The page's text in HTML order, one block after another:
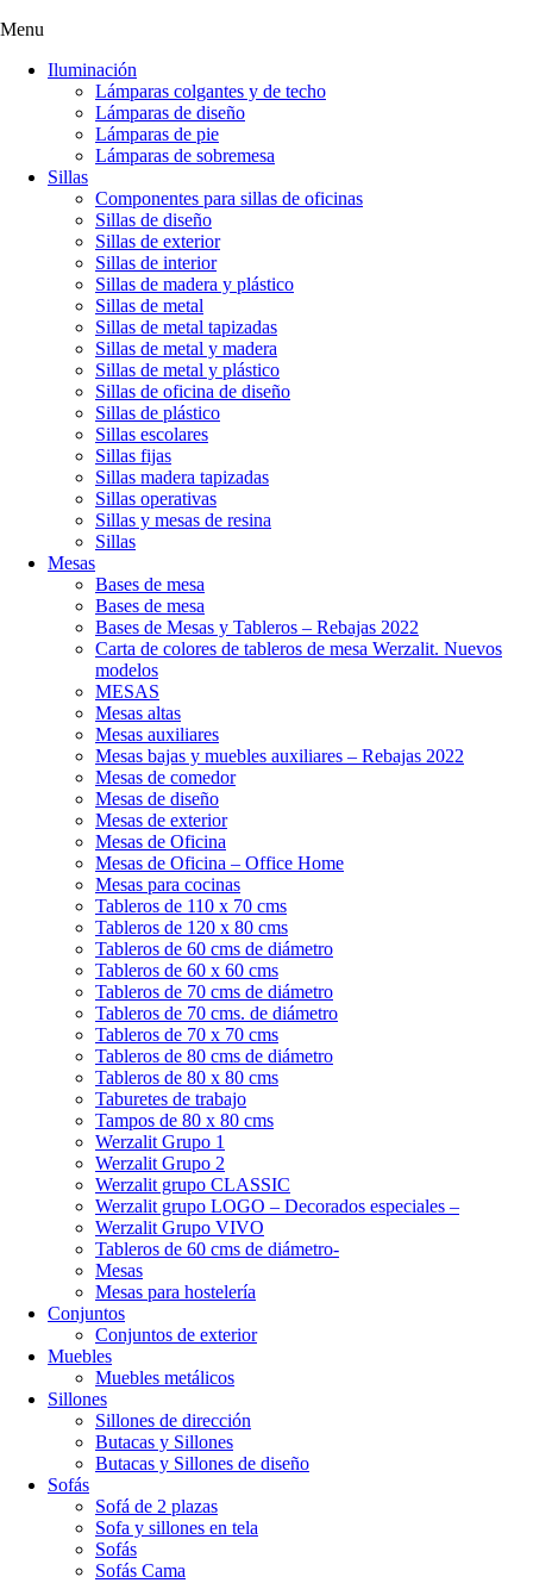
Menu
Iluminación
Lámparas colgantes y de techo
Lámparas de diseño
Lámparas de pie
Lámparas de sobremesa
Sillas
Componentes para sillas de oficinas
Sillas de diseño
Sillas de exterior
Sillas de interior
Sillas de madera y plástico
Sillas de metal
Sillas de metal tapizadas
Sillas de metal y madera
Sillas de metal y plástico
Sillas de oficina de diseño
Sillas de plástico
Sillas escolares
Sillas fijas
Sillas madera tapizadas
Sillas operativas
Sillas y mesas de resina
Sillas
Mesas
Bases de mesa
Bases de mesa
Bases de Mesas y Tableros – Rebajas 2022
Carta de colores de tableros de mesa Werzalit. Nuevos
modelos
MESAS
Mesas altas
Mesas auxiliares
Mesas bajas y muebles auxiliares – Rebajas 2022
Mesas de comedor
Mesas de diseño
Mesas de exterior
Mesas de Oficina
Mesas de Oficina – Office Home
Mesas para cocinas
Tableros de 110 x 70 cms
Tableros de 120 x 80 cms
Tableros de 60 cms de diámetro
Tableros de 60 x 60 cms
Tableros de 70 cms de diámetro
Tableros de 70 cms. de diámetro
Tableros de 70 x 70 cms
Tableros de 80 cms de diámetro
Tableros de 80 x 80 cms
Taburetes de trabajo
Tampos de 80 x 80 cms
Werzalit Grupo 1
Werzalit Grupo 2
Werzalit grupo CLASSIC
Werzalit grupo LOGO – Decorados especiales –
Werzalit Grupo VIVO
Tableros de 60 cms de diámetro-
Mesas
Mesas para hostelería
Conjuntos
Conjuntos de exterior
Muebles
Muebles metálicos
Sillones
Sillones de dirección
Butacas y Sillones
Butacas y Sillones de diseño
Sofás
Sofá de 2 plazas
Sofa y sillones en tela
Sofás
Sofás Cama